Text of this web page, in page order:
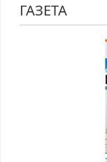
ГАЗЕТА